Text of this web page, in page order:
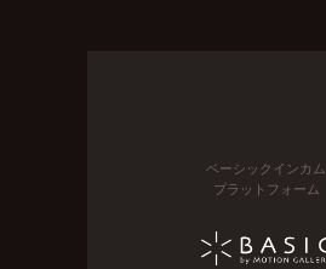
ベーシックインカム
プラットフォーム